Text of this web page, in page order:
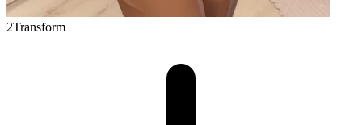
2Transform